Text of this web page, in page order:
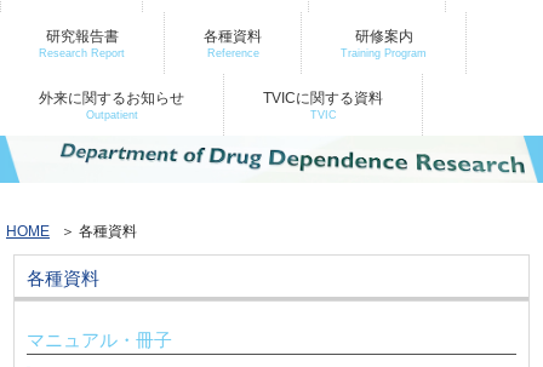
研究報告書
Research Report
各種資料
Reference
研修案内
Training Program
外来に関するお知らせ
Outpatient
TVICに関する資料
TVIC
HOME ＞ 各種資料
各種資料
マニュアル・冊子